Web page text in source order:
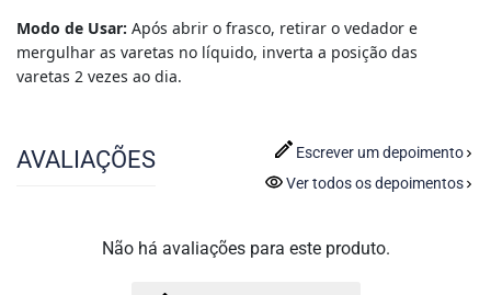
Modo de Usar: Após abrir o frasco, retirar o vedador e
mergulhar as varetas no líquido, inverta a posição das
varetas 2 vezes ao dia.
AVALIAÇÕES
Escrever um depoimento
Ver todos os depoimentos
Não há avaliações para este produto.